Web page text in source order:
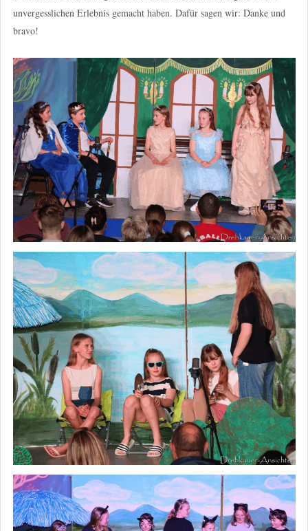
unvergesslichen Erlebnis gemacht haben. Dafür sagen wir: Danke und
bravo!